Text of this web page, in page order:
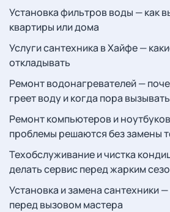
Установка фильтров воды — как
квартиры или дома
Услуги сантехника в Хайфе —
откладывать
Ремонт водонагревателей —
греет воду и когда пора
Ремонт компьютеров и
проблемы решаются без замены
Техобслуживание и чистка
делать сервис перед жарким
Установка и замена сантехники
перед вызовом мастера